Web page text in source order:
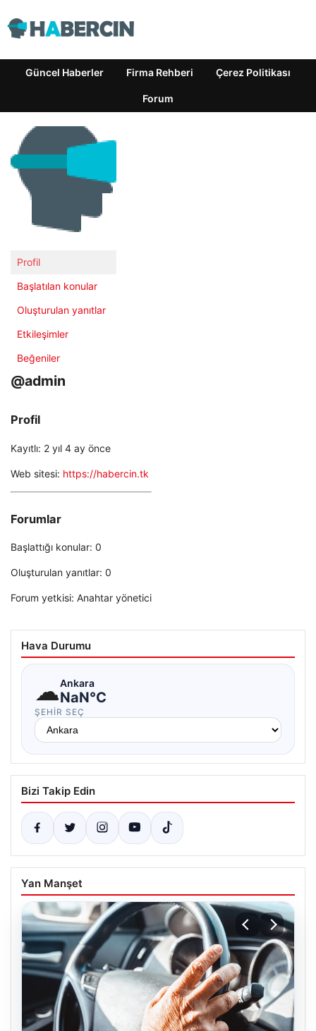
Güncel Haberler Firma Rehberi Çerez Politikası
Forum
Profil
Başlatılan konular
Oluşturulan yanıtlar
Etkileşimler
Beğeniler
@admin
Profil
Kayıtlı: 2 yıl 4 ay önce
Web sitesi: https://habercin.tk
Forumlar
Başlattığı konular: 0
Oluşturulan yanıtlar: 0
Forum yetkisi: Anahtar yönetici
Hava Durumu
☁Ankara
NaN°C
ŞEHIR SEÇ
Bizi Takip Edin
Yan Manşet